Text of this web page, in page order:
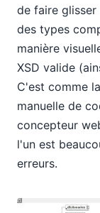
de faire
des types
manière
XSD valide
C'est comme
manuelle de
concepteur
l'un est
erreurs.